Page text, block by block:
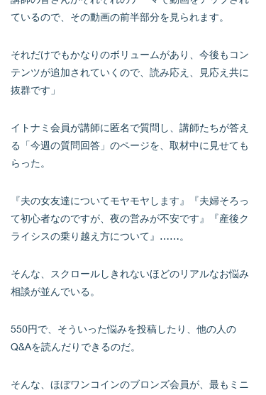
ているので、その動画の前半部分を見られます。
それだけでもかなりのボリュームがあり、今後もコン
テンツが追加されていくので、読み応え、見応え共に
抜群です」
イトナミ会員が講師に匿名で質問し、講師たちが答え
る「今週の質問回答」のページを、取材中に見せても
らった。
『夫の女友達についてモヤモヤします』『夫婦そろっ
て初心者なのですが、夜の営みが不安です』『産後ク
ライシスの乗り越え方について』……。
そんな、スクロールしきれないほどのリアルなお悩み
相談が並んでいる。
550円で、そういった悩みを投稿したり、他の人の
Q&Aを読んだりできるのだ。
そんな、ほぼワンコインのブロンズ会員が、最もミニ